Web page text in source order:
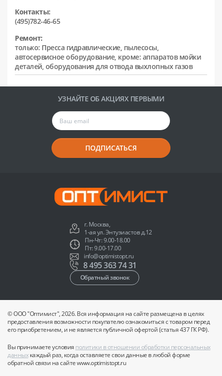
Контакты:
(495)782-46-65
Ремонт:
только: Пресса гидравлические, пылесосы,
автосервисное оборудование, кроме: аппаратов мойки
деталей, оборудования для отвода выхлопных газов
УЗНАЙТЕ ОБ АКЦИЯХ ПЕРВЫМИ
ПОДПИСАТЬСЯ
г. Москва,
1-ая ул. Энтузиастов д.12
Пн-Чт: 9.00-18.00
Пт: 9.00-17.00
info@optimistopt.ru
8 495 363 74 31
Обратный звонок
© ООО "Оптимист", 2026. Вся информация на сайте размещена в целях
предоставления возможности покупателю ознакомиться с товаром перед
его приобретением, и не является публичной офертой (статья 437 ГК РФ).
Вы принимаете условия политики в отношении обработки персональных
данныхкаждый раз, когда оставляете свои данные в любой форме
обратной связи на сайте www.optimistopt.ru